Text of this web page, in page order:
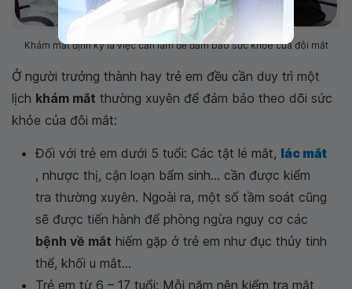
Khám mắt định kỳ là việc cần làm để đảm bảo sức khỏe của đôi mắt
Ở người trưởng thành hay trẻ em đều cần duy trì một
lịch khám mắt thường xuyên để đảm bảo theo dõi sức
khỏe của đôi mắt:
Đối với trẻ em dưới 5 tuổi: Các tật lé mắt, lác mắt
, nhược thị, cận loạn bẩm sinh... cần được kiểm
tra thường xuyên. Ngoài ra, một số tầm soát cũng
sẽ được tiến hành để phòng ngừa nguy cơ các
bệnh về mắt hiếm gặp ở trẻ em như đục thủy tinh
thể, khối u mắt...
Trẻ em từ 6 – 17 tuổi: Mỗi năm nên kiểm tra mắt